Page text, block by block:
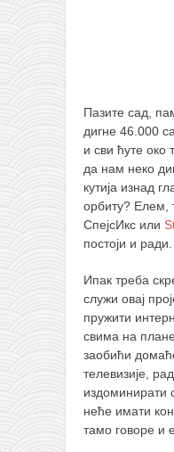
Пазите сад,
дигне 46.000
и сви ћуте око
да нам неко
кутија изнад
орбиту? Елем,
СпејсИкс или
постоји и ради.
Ипак треба
служи овај
пружити
свима на
заобићи
телевизије,
издоминирати
неће имати
тамо говоре и